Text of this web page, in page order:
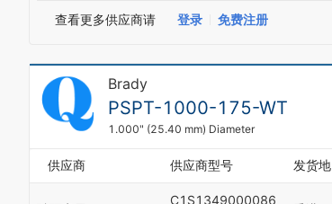
查看更多供应商请 登录 免费注册
Brady
PSPT-1000-175-WT
1.000" (25.40 mm) Diameter
供应商 供应商型号 发货地
C1S1349000086